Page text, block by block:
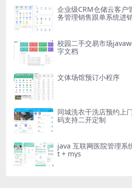
企业级CRM仓储云客户
务管理销售跟单系统进
校园二手交易市场
字文档
文体场馆预订小程序
同城洗衣干洗店预约上
码支持二开定制
java 互联网医院管理
t + mys